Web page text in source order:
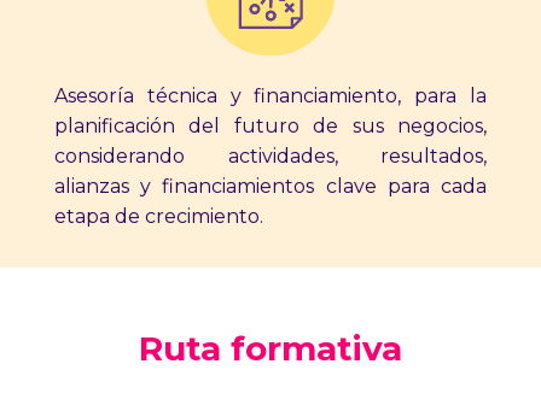
Asesoría técnica y financiamiento, para la
planificación del futuro de sus negocios,
considerando actividades, resultados,
alianzas y financiamientos clave para cada
etapa de crecimiento.
Ruta formativa